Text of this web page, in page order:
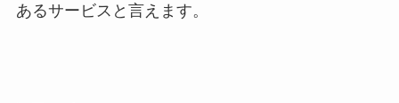
あるサービスと言えます。